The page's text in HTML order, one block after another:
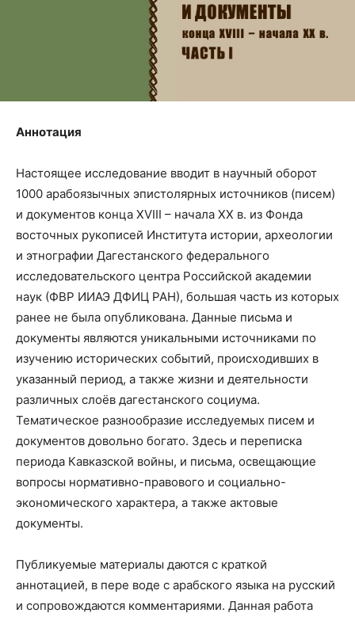
Аннотация
Настоящее исследование вводит в научный оборот
1000 арабоязычных эпистолярных источников (писем)
и документов конца XVIII – начала ХХ в. из Фонда
восточных рукописей Института истории, археологии
и этнографии Дагестанского федерального
исследовательского центра Российской академии
наук (ФВР ИИАЭ ДФИЦ РАН), большая часть из которых
ранее не была опубликована. Данные письма и
документы являются уникальными источниками по
изучению исторических событий, происходивших в
указанный период, а также жизни и деятельности
различных слоёв дагестанского социума.
Тематическое разнообразие исследуемых писем и
документов довольно богато. Здесь и переписка
периода Кавказской войны, и письма, освещающие
вопросы нормативно-правового и социально-
экономического характера, а также актовые
документы.
Публикуемые материалы даются с краткой
аннотацией, в пере воде с арабского языка на русский
и сопровождаются комментариями. Данная работа